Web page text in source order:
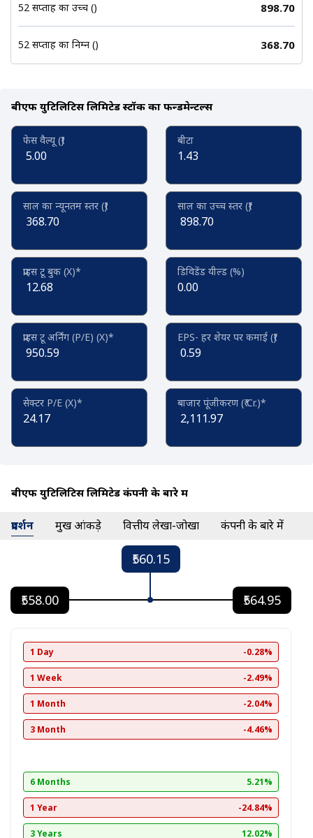
52 सप्ताह का उच्च (₹) 898.70
52 सप्ताह का निम्न (₹) 368.70
बीएफ युटिलिटिस लिमिटेड स्टॉक का फन्डमेन्टल्स
फेस वैल्यू (₹)
5.00
बीटा
1.43
साल का न्यूनतम स्तर (₹)
368.70
साल का उच्च स्तर (₹)
898.70
प्राइस टू बुक (X)*
12.68
डिविडेंड यील्ड (%)
0.00
प्राइस टू अर्निंग (P/E) (X)*
950.59
EPS- हर शेयर पर कमाई (₹)
0.59
सेक्टर P/E (X)*
24.17
बाजार पूंजीकरण (₹ Cr.)*
2,111.97
बीएफ युटिलिटिस लिमिटेड कंपनी के बारे में
प्रदर्शन प्रमुख आंकड़े वित्तीय लेखा-जोखा कंपनी के बारे में
₹560.15
₹558.00 ₹564.95
1 Day -0.28%
1 Week -2.49%
1 Month -2.04%
3 Month -4.46%
6 Months 5.21%
1 Year -24.84%
3 Years 12.02%